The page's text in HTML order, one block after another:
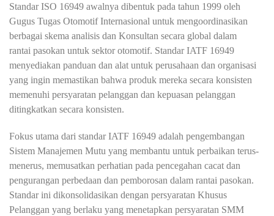
Standar ISO 16949 awalnya dibentuk pada tahun 1999 oleh
Gugus Tugas Otomotif Internasional untuk mengoordinasikan
berbagai skema analisis dan Konsultan secara global dalam
rantai pasokan untuk sektor otomotif. Standar IATF 16949
menyediakan panduan dan alat untuk perusahaan dan organisasi
yang ingin memastikan bahwa produk mereka secara konsisten
memenuhi persyaratan pelanggan dan kepuasan pelanggan
ditingkatkan secara konsisten.
Fokus utama dari standar IATF 16949 adalah pengembangan
Sistem Manajemen Mutu yang membantu untuk perbaikan terus-
menerus, memusatkan perhatian pada pencegahan cacat dan
pengurangan perbedaan dan pemborosan dalam rantai pasokan.
Standar ini dikonsolidasikan dengan persyaratan Khusus
Pelanggan yang berlaku yang menetapkan persyaratan SMM